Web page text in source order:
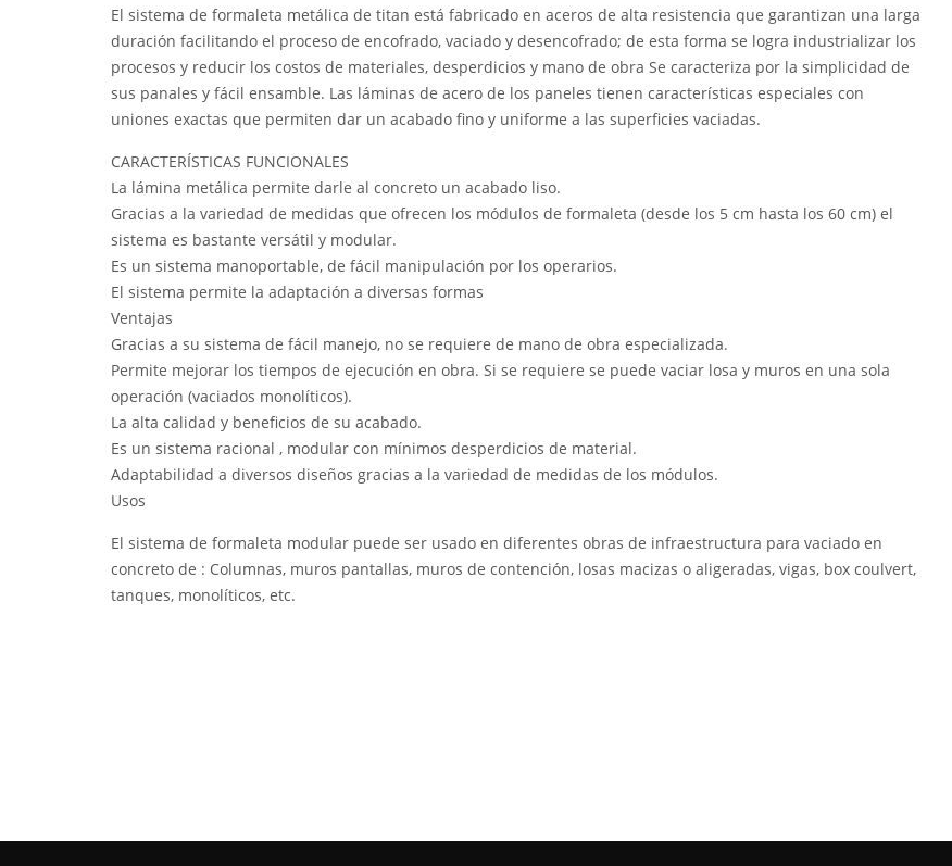
El sistema de formaleta metálica de titan está fabricado en aceros de alta resistencia que garantizan una larga
duración facilitando el proceso de encofrado, vaciado y desencofrado; de esta forma se logra industrializar los
procesos y reducir los costos de materiales, desperdicios y mano de obra Se caracteriza por la simplicidad de
sus panales y fácil ensamble. Las láminas de acero de los paneles tienen características especiales con
uniones exactas que permiten dar un acabado fino y uniforme a las superficies vaciadas.
CARACTERÍSTICAS FUNCIONALES
La lámina metálica permite darle al concreto un acabado liso.
Gracias a la variedad de medidas que ofrecen los módulos de formaleta (desde los 5 cm hasta los 60 cm) el
sistema es bastante versátil y modular.
Es un sistema manoportable, de fácil manipulación por los operarios.
El sistema permite la adaptación a diversas formas
Ventajas
Gracias a su sistema de fácil manejo, no se requiere de mano de obra especializada.
Permite mejorar los tiempos de ejecución en obra. Si se requiere se puede vaciar losa y muros en una sola
operación (vaciados monolíticos).
La alta calidad y beneficios de su acabado.
Es un sistema racional , modular con mínimos desperdicios de material.
Adaptabilidad a diversos diseños gracias a la variedad de medidas de los módulos.
Usos
El sistema de formaleta modular puede ser usado en diferentes obras de infraestructura para vaciado en
concreto de : Columnas, muros pantallas, muros de contención, losas macizas o aligeradas, vigas, box coulvert,
tanques, monolíticos, etc.